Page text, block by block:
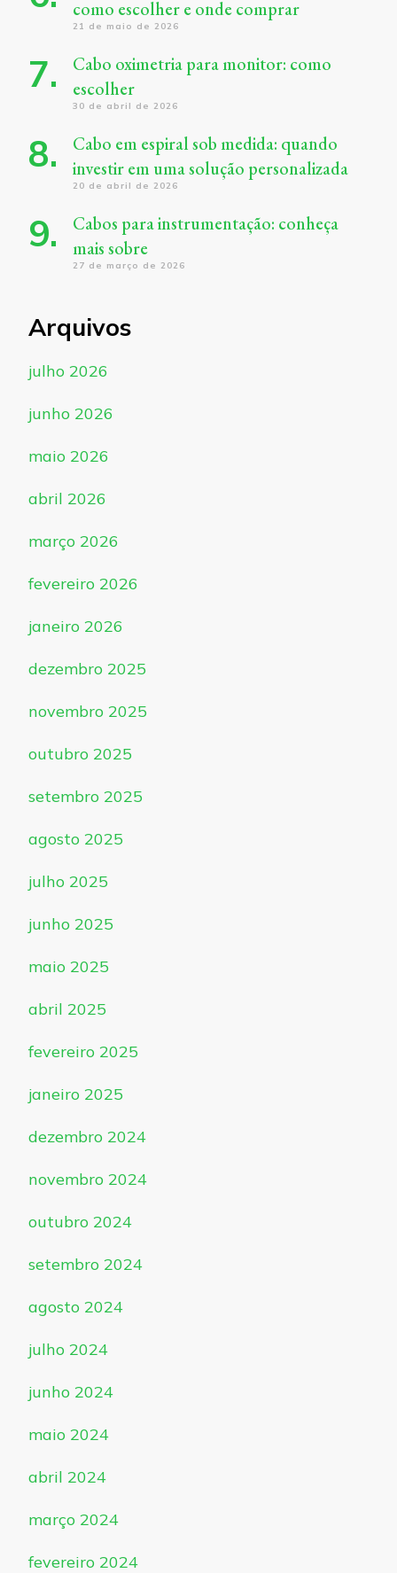
como escolher e onde comprar
21 de maio de 2026
Cabo oximetria para monitor: como
escolher
30 de abril de 2026
Cabo em espiral sob medida: quando
investir em uma solução personalizada
20 de abril de 2026
Cabos para instrumentação: conheça
mais sobre
27 de março de 2026
Arquivos
julho 2026
junho 2026
maio 2026
abril 2026
março 2026
fevereiro 2026
janeiro 2026
dezembro 2025
novembro 2025
outubro 2025
setembro 2025
agosto 2025
julho 2025
junho 2025
maio 2025
abril 2025
fevereiro 2025
janeiro 2025
dezembro 2024
novembro 2024
outubro 2024
setembro 2024
agosto 2024
julho 2024
junho 2024
maio 2024
abril 2024
março 2024
fevereiro 2024